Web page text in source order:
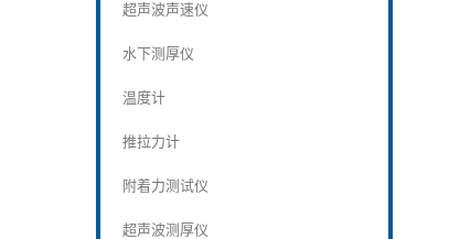
超声波声速仪
水下测厚仪
温度计
推拉力计
附着力测试仪
超声波测厚仪